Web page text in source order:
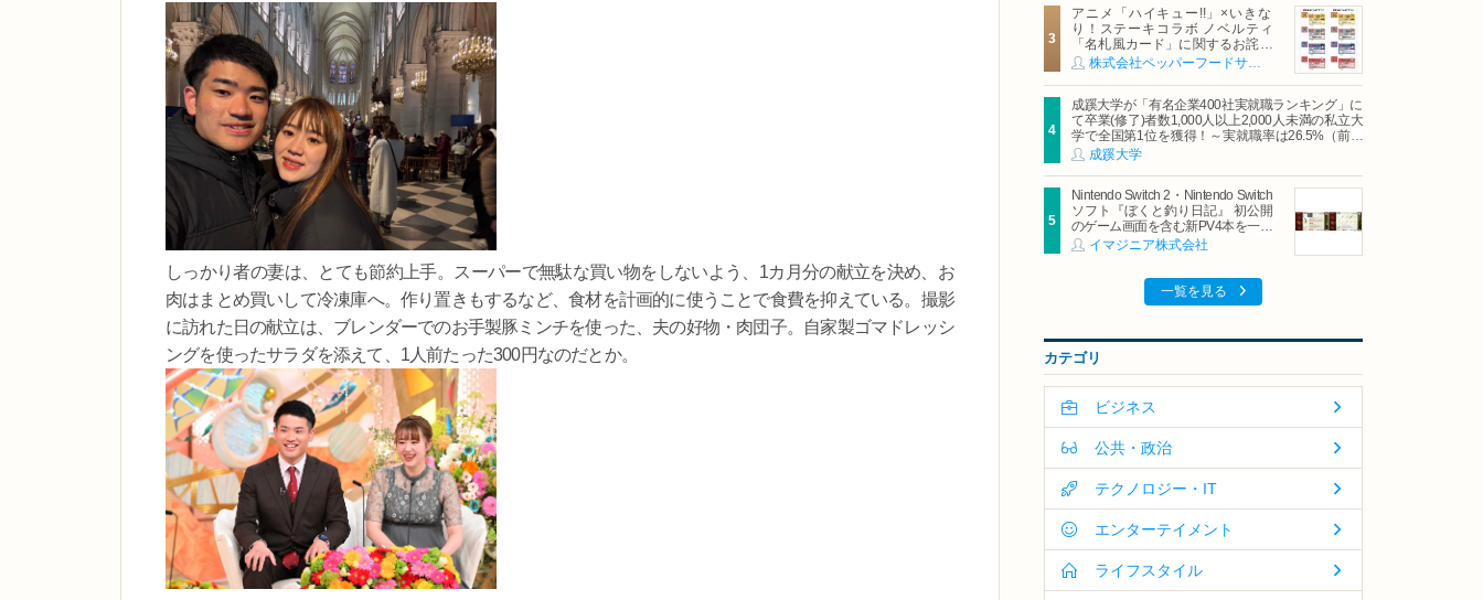
しっかり者の妻は、とても節約上手。スーパーで無駄な買い物をしないよう、1カ月分の献立を決め、お
肉はまとめ買いして冷凍庫へ。作り置きもするなど、食材を計画的に使うことで食費を抑えている。撮影
に訪れた日の献立は、ブレンダーでのお手製豚ミンチを使った、夫の好物・肉団子。自家製ゴマドレッシ
ングを使ったサラダを添えて、1人前たった300円なのだとか。
アニメ「ハイキュー!!」×いきな
り！ステーキコラボ ノベルティ
「名札風カード」に関するお詫び
および交換対応についてのご案内
成蹊大学が「有名企業400社実就職ランキング」に
て卒業(修了)者数1,000人以上2,000人未満の私立大
学で全国第1位を獲得！～実就職率は26.5%（前年
比＋4.3pt）に伸長、東京の私立大学でも10位にラ
ンクイン～
成蹊大学
Nintendo Switch 2・Nintendo Switch
ソフト『ぼくと釣り日記』 初公開
のゲーム画面を含む新PV4本を一挙
公開！イマジニア株式会社
一覧を見る
カテゴリ
ビジネス
公共・政治
テクノロジー・IT
エンターテイメント
ライフスタイル